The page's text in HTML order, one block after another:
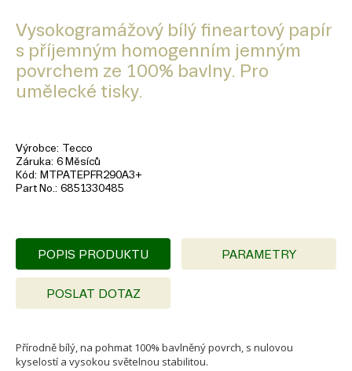
Vysokogramážový bílý fineartový papír
s příjemným homogenním jemným
povrchem ze 100% bavlny. Pro
umělecké tisky.
Výrobce Tecco
Záruka 6 Měsíců
Kód
MTPATEPFR290A3+
Part No. 6851330485
POPIS PRODUKTU PARAMETRY
POSLAT DOTAZ
Přírodně bílý, na pohmat 100% bavlněný povrch, s nulovou
kyselostí a vysokou světelnou stabilitou.